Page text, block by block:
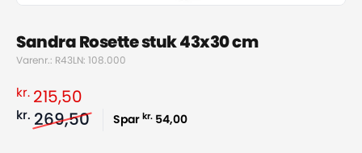
Sandra Rosette stuk 43x30 cm
Varenr.: R43LN: 108.000
kr. 215,50
kr. 269,50 Spar kr. 54,00